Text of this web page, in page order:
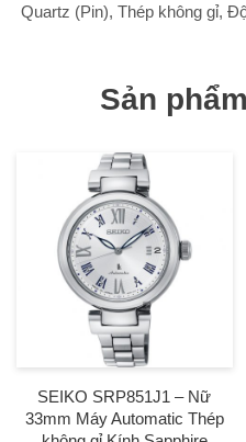
quantity
Quartz (Pin), Thép không gỉ,
Sản
SEIKO SRP851J1 – Nữ
33mm Máy Automatic Thép